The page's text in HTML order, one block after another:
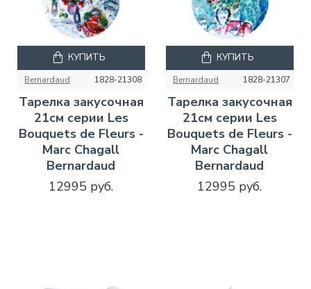
Bernardaud 1828-21308
Тарелка закусочная
21см серии Les
Bouquets de Fleurs -
Marc Chagall
Bernardaud
12995 руб.
КУПИТЬ
Bernardaud 1828-21307
Тарелка закусочная
21см серии Les
Bouquets de Fleurs -
Marc Chagall
Bernardaud
12995 руб.
КУПИТЬ